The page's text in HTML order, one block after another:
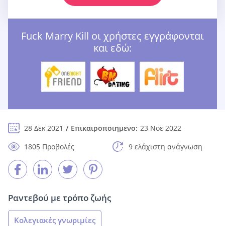
Fuck Marry Kill οι χρήστες εγγράφονται
και εδώ:
28 Δεκ 2021 Επικαιροποιημενο: 23 Νοε 2022
1805 Προβολές
9 ελάχιστη ανάγνωση
Ραντεβού με τρόπο ζωής
Κολεγιακές γνωριμίες